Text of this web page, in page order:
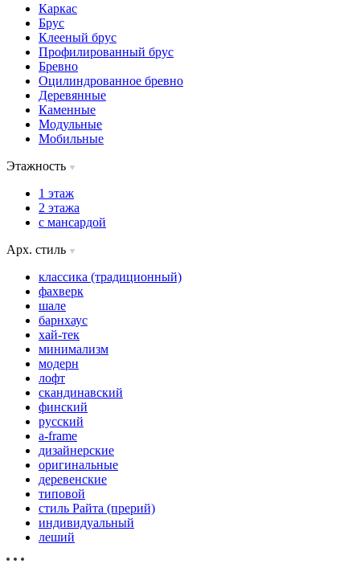
Каркас
Брус
Клееный брус
Профилированный брус
Бревно
Оцилиндрованное бревно
Деревянные
Каменные
Модульные
Мобильные
Этажность
1 этаж
2 этажа
с мансардой
Арх. стиль
классика (традиционный)
фахверк
шале
барнхаус
хай-тек
минимализм
модерн
лофт
скандинавский
финский
русский
a-frame
дизайнерские
оригинальные
деревенские
типовой
стиль Райта (прерий)
индивидуальный
леший